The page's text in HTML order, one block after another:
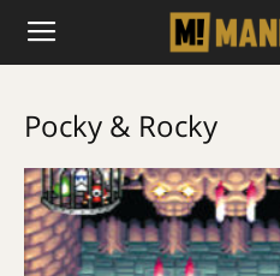
Pocky & Rocky